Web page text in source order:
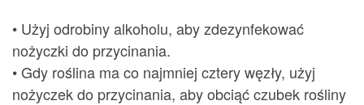
• Użyj odrobiny alkoholu, aby zdezynfekować
nożyczki do przycinania.
• Gdy roślina ma co najmniej cztery węzły, użyj
nożyczek do przycinania, aby obciąć czubek rośliny